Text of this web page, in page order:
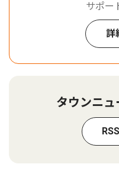
サポー
詳
タウンニュ